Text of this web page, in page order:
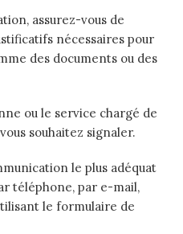
assurez-vous de
nécessaires pour
des documents ou des
ou le service chargé de
souhaitez signaler.
le plus adéquat
téléphone, par e-mail,
le formulaire de